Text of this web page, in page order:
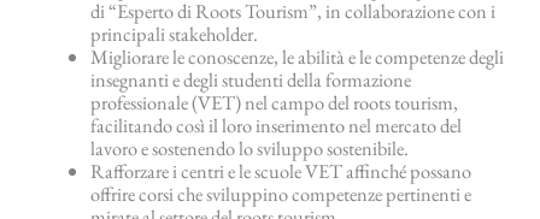
di “Esperto di Roots Tourism”, in collaborazione con i
principali stakeholder.
Migliorare le conoscenze, le abilità e le competenze degli
insegnanti e degli studenti della formazione
professionale (VET) nel campo del roots tourism,
facilitando così il loro inserimento nel mercato del
lavoro e sostenendo lo sviluppo sostenibile.
Rafforzare i centri e le scuole VET affinché possano
offrire corsi che sviluppino competenze pertinenti e